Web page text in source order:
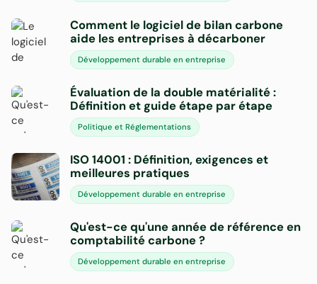
Comment le logiciel de bilan carbone
aide les entreprises à décarboner
Développement durable en entreprise
Évaluation de la double matérialité :
Définition et guide étape par étape
Politique et Réglementations
ISO 14001 : Définition, exigences et
meilleures pratiques
Développement durable en entreprise
Qu'est-ce qu'une année de référence en
comptabilité carbone ?
Développement durable en entreprise